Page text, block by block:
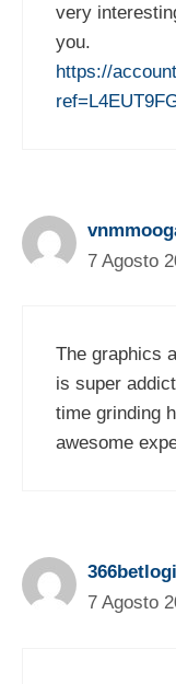
very
you.
https://
7 Agosto
The graphics
is super
time grinding
awesome
7 Agosto